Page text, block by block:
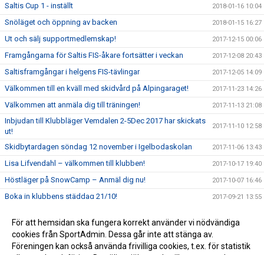
Saltis Cup 1 - inställt 2018-01-16 10:04
Snöläget och öppning av backen 2018-01-15 16:27
Ut och sälj supportmedlemskap! 2017-12-15 00:06
Framgångarna för Saltis FIS-åkare fortsätter i veckan 2017-12-08 20:43
Saltisframgångar i helgens FIS-tävlingar 2017-12-05 14:09
Välkommen till en kväll med skidvård på Alpingaraget! 2017-11-23 14:26
Välkommen att anmäla dig till träningen! 2017-11-13 21:08
Inbjudan till Klubbläger Vemdalen 2-5Dec 2017 har skickats
ut!
2017-11-10 12:58
Skidbytardagen söndag 12 november i Igelbodaskolan 2017-11-06 13:43
Lisa Lifvendahl – välkommen till klubben! 2017-10-17 19:40
Höstläger på SnowCamp – Anmäl dig nu! 2017-10-07 16:46
Boka in klubbens städdag 21/10! 2017-09-21 13:55
Välkommen på årsmöte med kickoff för säsongen
2017/2018!
För att hemsidan ska fungera korrekt använder vi nödvändiga
cookies från SportAdmin. Dessa går inte att stänga av.
Föreningen kan också använda frivilliga cookies, t.ex. för statistik